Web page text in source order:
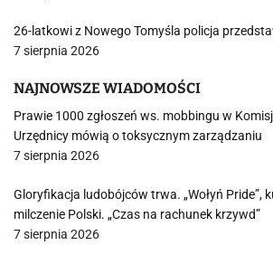
26-latkowi z Nowego Tomyśla policja
7 sierpnia 2026
NAJNOWSZE WIADOMOŚCI
Prawie 1000 zgłoszeń ws. mobbingu w
Urzędnicy mówią o toksycznym zarządzaniu
7 sierpnia 2026
Gloryfikacja ludobójców trwa. „Wołyń Pride”,
milczenie Polski. „Czas na rachunek krzywd”
7 sierpnia 2026